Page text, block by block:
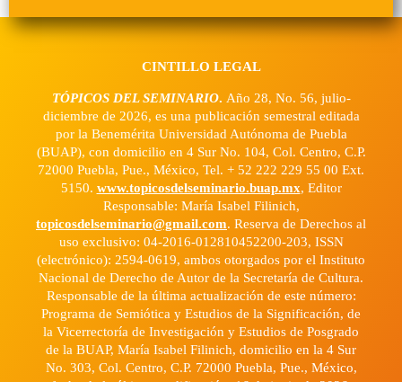
CINTILLO LEGAL
TÓPICOS DEL SEMINARIO. Año 28, No. 56, julio-
diciembre de 2026, es una publicación semestral editada
por la Benemérita Universidad Autónoma de Puebla
(BUAP), con domicilio en 4 Sur No. 104, Col. Centro, C.P.
72000 Puebla, Pue., México, Tel. + 52 222 229 55 00 Ext.
5150. www.topicosdelseminario.buap.mx, Editor
Responsable: María Isabel Filinich,
topicosdelseminario@gmail.com. Reserva de Derechos al
uso exclusivo: 04-2016-012810452200-203, ISSN
(electrónico): 2594-0619, ambos otorgados por el Instituto
Nacional de Derecho de Autor de la Secretaría de Cultura.
Responsable de la última actualización de este número:
Programa de Semiótica y Estudios de la Significación, de
la Vicerrectoría de Investigación y Estudios de Posgrado
de la BUAP, María Isabel Filinich, domicilio en la 4 Sur
No. 303, Col. Centro, C.P. 72000 Puebla, Pue., México,